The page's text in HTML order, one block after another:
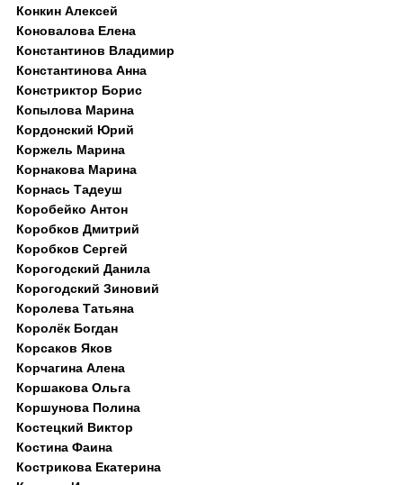
Конкин Алексей
Коновалова Елена
Константинов Владимир
Константинова Анна
Констриктор Борис
Копылова Марина
Кордонский Юрий
Коржель Марина
Корнакова Марина
Корнась Тадеуш
Коробейко Антон
Коробков Дмитрий
Коробков Сергей
Корогодский Данила
Корогодский Зиновий
Королева Татьяна
Королёк Богдан
Корсаков Яков
Корчагина Алена
Коршакова Ольга
Коршунова Полина
Костецкий Виктор
Костина Фаина
Кострикова Екатерина